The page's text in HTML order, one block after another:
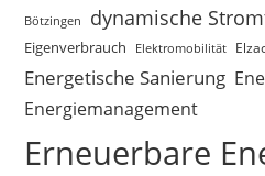
Bötzingen dynamische
Eigenverbrauch Elektromobilität
Energetische Sanierung
Energiemanagement
Erneuerbare